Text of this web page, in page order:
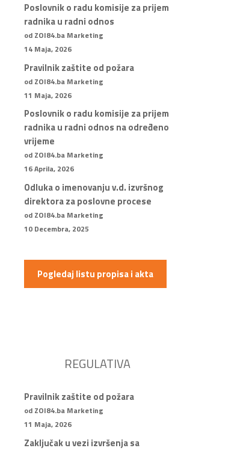
Poslovnik o radu komisije za prijem
radnika u radni odnos
od ZOI84.ba Marketing
14 Maja, 2026
Pravilnik zaštite od požara
od ZOI84.ba Marketing
11 Maja, 2026
Poslovnik o radu komisije za prijem
radnika u radni odnos na određeno
vrijeme
od ZOI84.ba Marketing
16 Aprila, 2026
Odluka o imenovanju v.d. izvršnog
direktora za poslovne procese
od ZOI84.ba Marketing
10 Decembra, 2025
Pogledaj listu propisa i akta
REGULATIVA
Pravilnik zaštite od požara
od ZOI84.ba Marketing
11 Maja, 2026
Zaključak u vezi izvršenja sa